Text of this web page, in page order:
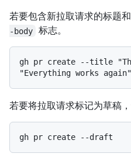
若要包含新拉取请求的标题
-body
标志。
gh pr create --title
若要将拉取请求标记为草稿